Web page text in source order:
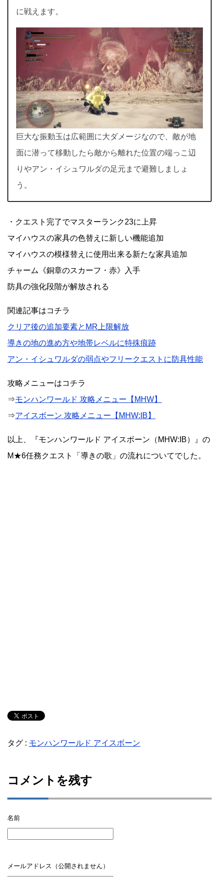
に戦えます。
巨大な振動玉は広範囲に大ダメージなので、敵が地
面に潜って移動したら敵から離れた位置の端っこ辺
りやアン・イシュワルダの足元まで避難しましょ
う。
・クエスト完了でマスターランク23に上昇
マイハウスの家具の色替えに新しい機能追加
マイハウスの模様替えに使用出来る新たな家具追加
チャーム《銅章のスカーフ・赤》入手
防具の強化段階が解放される
関連記事はコチラ
クリア後の追加要素とMR上限解放
導きの地の進め方や地帯レベルに特殊痕跡
アン・イシュワルダの弱点やフリークエストに防具性能
攻略メニューはコチラ
⇒モンハンワールド 攻略メニュー【MHW】
⇒アイスボーン 攻略メニュー【MHW:IB】
以上、『モンハンワールド アイスボーン（MHW:IB）』の
M★6任務クエスト「導きの歌」の流れについてでした。
タグ : モンハンワールド アイスボーン
コメントを残す
名前
メールアドレス（公開されません）